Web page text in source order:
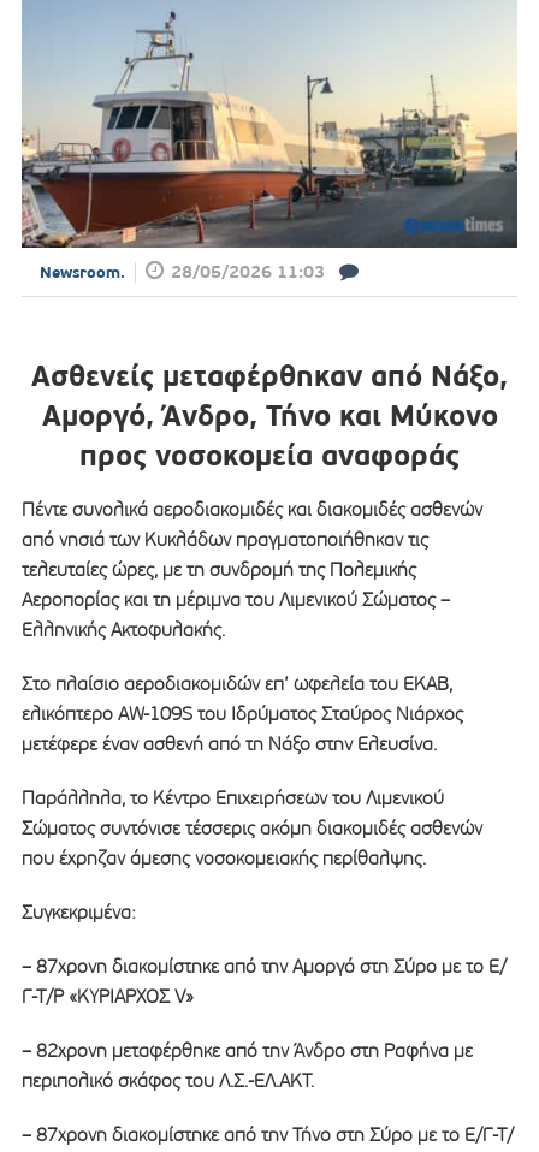
Newsroom. 28/05/2026 11:03
Ασθενείς μεταφέρθηκαν από Νάξο,
Αμοργό, Άνδρο, Τήνο και Μύκονο
προς νοσοκομεία αναφοράς
Πέντε συνολικά αεροδιακομιδές και διακομιδές ασθενών
από νησιά των Κυκλάδων πραγματοποιήθηκαν τις
τελευταίες ώρες, με τη συνδρομή της Πολεμικής
Αεροπορίας και τη μέριμνα του Λιμενικού Σώματος –
Ελληνικής Ακτοφυλακής.
Στο πλαίσιο αεροδιακομιδών επ’ ωφελεία του ΕΚΑΒ,
ελικόπτερο AW-109S του Ιδρύματος Σταύρος Νιάρχος
μετέφερε έναν ασθενή από τη Νάξο στην Ελευσίνα.
Παράλληλα, το Κέντρο Επιχειρήσεων του Λιμενικού
Σώματος συντόνισε τέσσερις ακόμη διακομιδές ασθενών
που έχρηζαν άμεσης νοσοκομειακής περίθαλψης.
Συγκεκριμένα:
– 87χρονη διακομίστηκε από την Αμοργό στη Σύρο με το Ε/
Γ-Τ/Ρ «ΚΥΡΙΑΡΧΟΣ V»
– 82χρονη μεταφέρθηκε από την Άνδρο στη Ραφήνα με
περιπολικό σκάφος του Λ.Σ.-ΕΛ.ΑΚΤ.
– 87χρονη διακομίστηκε από την Τήνο στη Σύρο με το Ε/Γ-Τ/